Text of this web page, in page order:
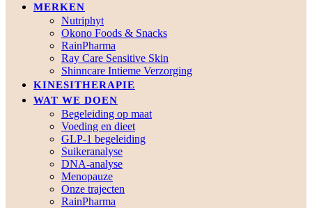
MERKEN
Nutriphyt
Okono Foods & Snacks
RainPharma
Ray Care Sensitive Skin
Shinncare Intieme Verzorging
KINESITHERAPIE
WAT WE DOEN
Begeleiding op maat
Voeding en dieet
GLP-1 begeleiding
Suikeranalyse
DNA-analyse
Menopauze
Onze trajecten
RainPharma